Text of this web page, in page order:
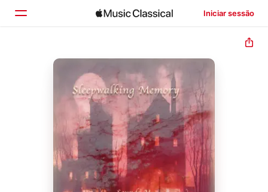
Iniciar sessão
Início
Explorar